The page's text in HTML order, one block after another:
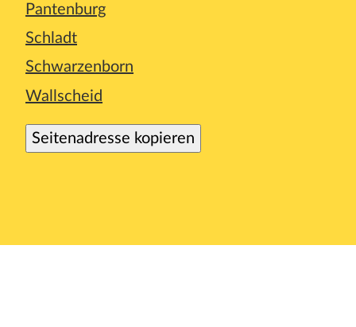
Pantenburg
Schladt
Schwarzenborn
Wallscheid
Seitenadresse kopieren